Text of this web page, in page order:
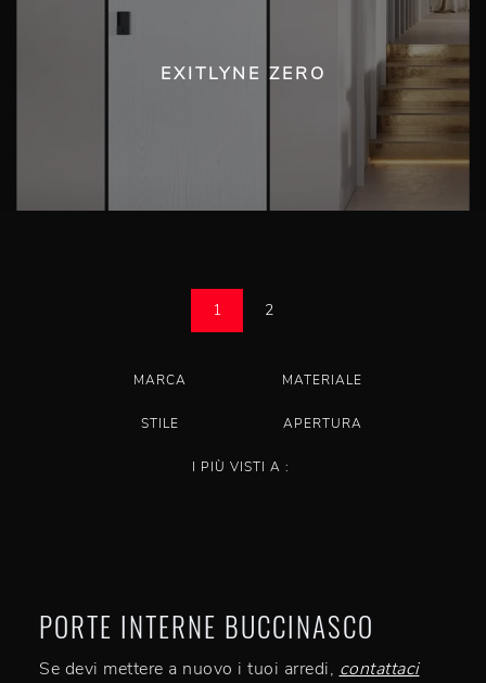
EXITLYNE ZERO
1 2
MARCA MATERIALE
STILE APERTURA
I PIÙ VISTI A :
PORTE INTERNE BUCCINASCO
Se devi mettere a nuovo i tuoi arredi, contattaci